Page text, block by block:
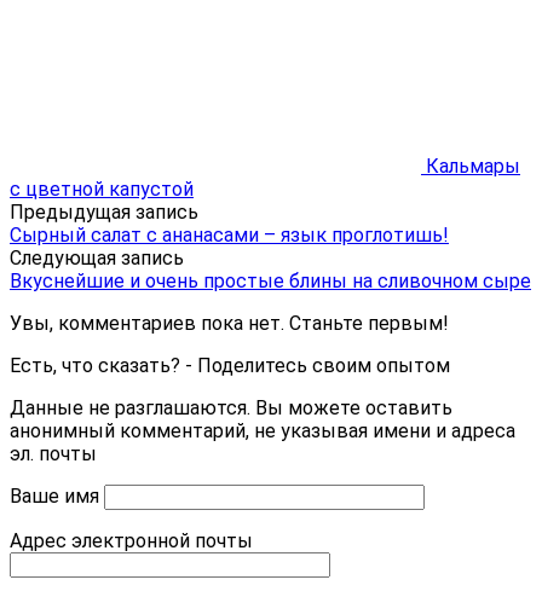
Кальмары
с цветной капустой
Предыдущая запись
Сырный салат с ананасами – язык проглотишь!
Следующая запись
Вкуснейшие и очень простые блины на сливочном сыре
Увы, комментариев пока нет. Станьте первым!
Есть, что сказать? - Поделитесь своим опытом
Данные не разглашаются. Вы можете оставить
анонимный комментарий, не указывая имени и адреса
эл. почты
Ваше имя
Адрес электронной почты